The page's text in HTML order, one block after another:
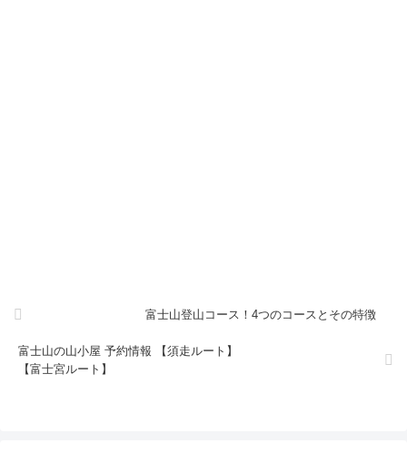
富士山登山コース！4つのコースとその特徴
富士山の山小屋 予約情報 【須走ルート】
【富士宮ルート】